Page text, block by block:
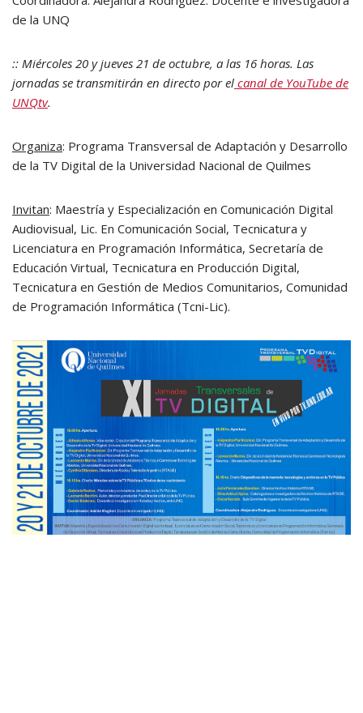
de la UNQ
:: Miércoles 20 y jueves 21 de octubre, a las 16 horas. Las
jornadas se transmitirán en directo por el canal de YouTube de
UNQtv.
Organiza: Programa Transversal de Adaptación y Desarrollo
de la TV Digital de la Universidad Nacional de Quilmes
Invitan: Maestría y Especialización en Comunicación Digital
Audiovisual, Lic. En Comunicación Social, Tecnicatura y
Licenciatura en Programación Informática, Secretaría de
Educación Virtual, Tecnicatura en Producción Digital,
Tecnicatura en Gestión de Medios Comunitarios, Comunidad
de Programación Informática (Tcni-Lic).